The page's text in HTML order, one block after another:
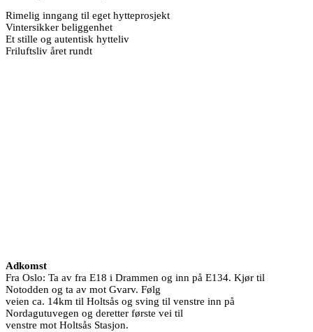
Rimelig inngang til eget hytteprosjekt
Vintersikker beliggenhet
Et stille og autentisk hytteliv
Friluftsliv året rundt
Adkomst
Fra Oslo: Ta av fra E18 i Drammen og inn på E134. Kjør til
Notodden og ta av mot Gvarv. Følg
veien ca. 14km til Holtsås og sving til venstre inn på
Nordagutuvegen og deretter første vei til
venstre mot Holtsås Stasjon.